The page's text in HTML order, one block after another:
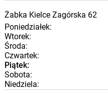
Żabka Kielce Zagórska 62
Poniedziałek:
Wtorek:
Środa:
Czwartek:
Piątek:
Sobota:
Niedziela: